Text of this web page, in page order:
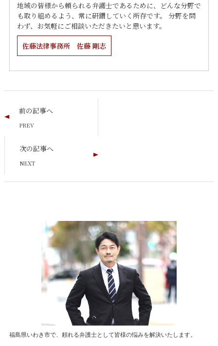
福島県いわき市で、頼れる弁護士として皆様の悩みを解決いたします。
地域の皆様から頼られる弁護士であるために、どんな分野で
も取り組めるよう、常に研鑽していく所存です。 分野を問
わず、お気軽にご相談いただきたいと思います。
佐藤法律事務所 佐藤 剛志
前の記事へ
次の記事へ